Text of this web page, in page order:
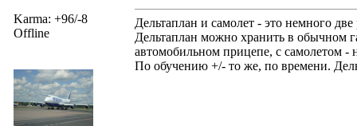
Karma: +96/-8
Offline
Дельтаплан и самолет - это немного
Дельтаплан можно хранить в обычном
автомобильном прицепе, с самолетом -
По обучению +/- то же, по времени.